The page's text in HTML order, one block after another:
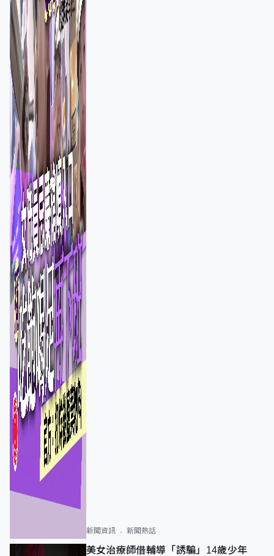
新聞資訊 新聞熱話
美女治療師借輔導「誘騙」14歲少年